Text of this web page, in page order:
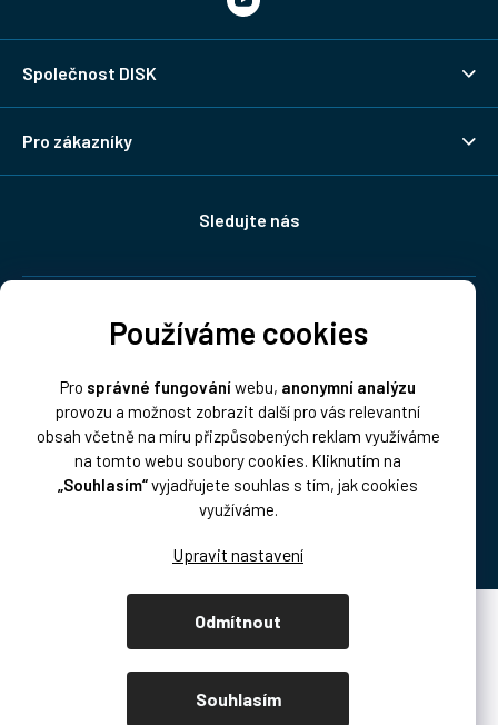
Používáme cookies
Pro správné fungováníwebu, anonymní analýzu
provozu a možnost zobrazit další pro vás relevantní
obsah včetně na míru přizpůsobených reklam využíváme
na tomto webu soubory cookies. Kliknutím na
„Souhlasím“vyjadřujete souhlas s tím, jak cookies
využíváme.
Odmítnout
Souhlasím
Společnost DISK
Pro zákazníky
Sledujte nás
Platba:
Vytvořil Shoptet Premium
Copyright 2026 . Všechna práva vyhrazena.
Upravit nastavení cookies